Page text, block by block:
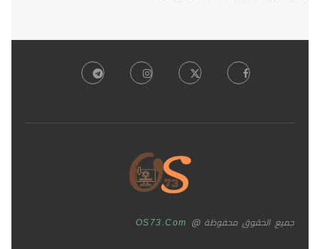
جميع الحقوق محفوظة @ OS73.com